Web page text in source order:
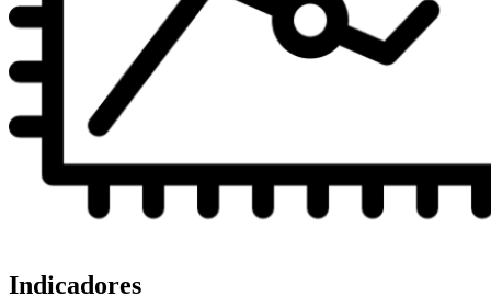
Indicadores